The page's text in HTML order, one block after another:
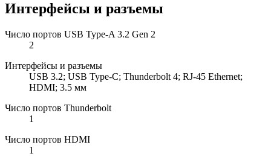
Интерфейсы и разъемы
Число портов USB Type-A 3.2 Gen 2
2
Интерфейсы и разъемы
USB 3.2; USB Type-C; Thunderbolt 4; RJ-45 Ethernet;
HDMI; 3.5 мм
Число портов Thunderbolt
1
Число портов HDMI
1